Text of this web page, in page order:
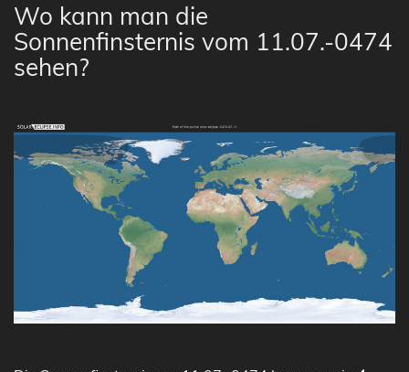
Wo kann man die
Sonnenfinsternis vom 11.07.-0474
sehen?